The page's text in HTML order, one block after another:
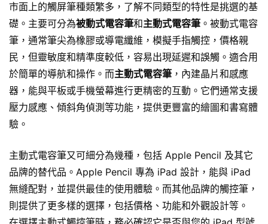
市面上的觸屏筆種類繁多，了解不同類型的特性是挑選的基
礎。主要可分為被動式電容筆和主動式電容筆 。被動式電容
筆，通常筆尖為橡膠或導電纖維，模擬手指觸控，價格親
民，但靈敏度和精準度較低，容易出現延遲和誤觸。適合用
於簡單的導航和操作。而主動式電容筆 ，內建晶片和感應
器，能與平板或手機螢幕進行更精密的互動。它們通常支援
壓力感應、傾斜角偵測等功能，提供更豐富的繪圖和書寫體
驗。
主動式電容筆又可細分為幾種，包括 Apple Pencil 及其它
品牌的替代品。Apple Pencil 專為 iPad 設計，能與 iPad
無縫配對，並提供最佳的使用體驗。而其他品牌的觸控筆，
則提供了更多樣的選擇，包括價格、功能和外觀設計等。